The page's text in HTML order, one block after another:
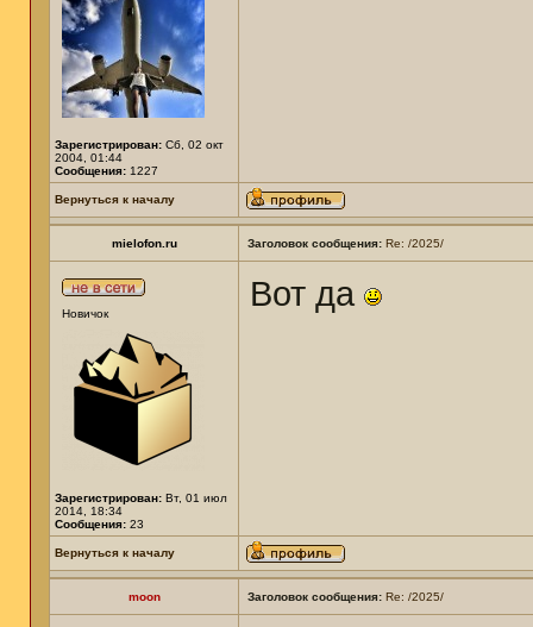
Зарегистрирован: Сб, 02 окт
2004, 01:44
Сообщения: 1227
Вернуться к началу
mielofon.ru Заголовок сообщения: Re: /2025/
Новичок
Зарегистрирован: Вт, 01 июл
2014, 18:34
Сообщения: 23
Вот да
Вернуться к началу
moon Заголовок сообщения: Re: /2025/